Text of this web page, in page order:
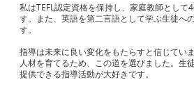
私はTEFL認定資格を保持し、家庭教師として
す。また、英語を第二言語として学ぶ生徒へ
す。
指導は未来に良い変化をもたらすと信じてい
人材を育てるため、この道を選びました。生
提供できる指導活動が大好きです。